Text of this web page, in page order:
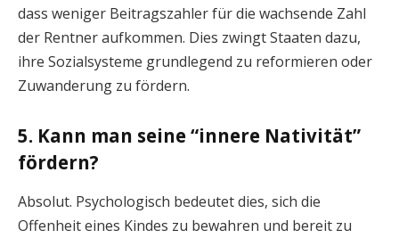
dass weniger Beitragszahler für die wachsende Zahl
der Rentner aufkommen. Dies zwingt Staaten dazu,
ihre Sozialsysteme grundlegend zu reformieren oder
Zuwanderung zu fördern.
5. Kann man seine “innere Nativität”
fördern?
Absolut. Psychologisch bedeutet dies, sich die
Offenheit eines Kindes zu bewahren und bereit zu